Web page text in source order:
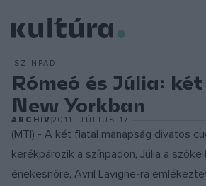
SZÍNPAD
Rómeó és Júlia:
New Yorkban
ARCHÍV2011. JÚLIUS 17.
(MTI) - A két fiatal manapság divatos
kerékpározik a színpadon, Júlia a
énekesnőre, Avril Lavigne-ra